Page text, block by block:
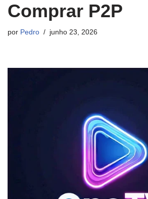
Comprar P2P
por Pedro junho 23, 2026